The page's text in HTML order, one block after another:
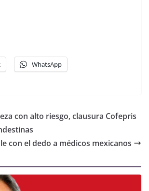
WhatsApp
con alto riesgo, clausura Cofepris
con el dedo a médicos mexicanos